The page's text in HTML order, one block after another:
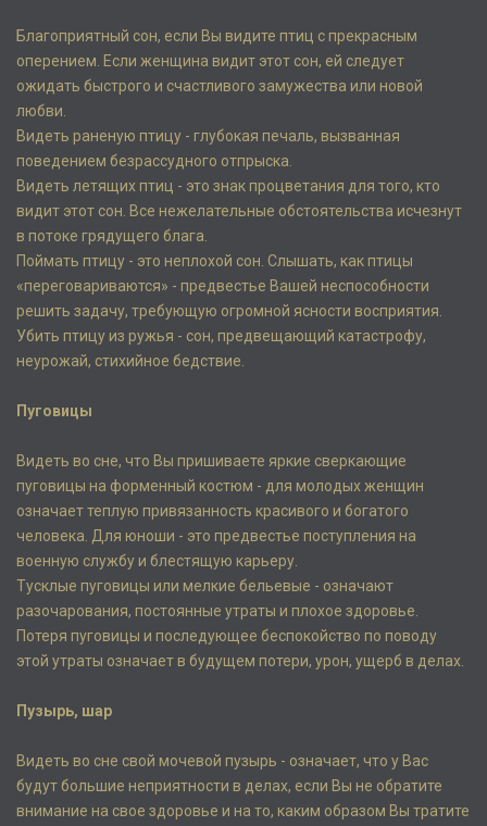
Благоприятный сон, если Вы видите птиц с прекрасным
оперением. Если женщина видит этот сон, ей следует
ожидать быстрого и счастливого замужества или новой
любви.
Видеть раненую птицу - глубокая печаль, вызванная
поведением безрассудного отпрыска.
Видеть летящих птиц - это знак процветания для того, кто
видит этот сон. Все нежелательные обстоятельства исчезнут
в потоке грядущего блага.
Поймать птицу - это неплохой сон. Слышать, как птицы
«переговариваются» - предвестье Вашей неспособности
решить задачу, требующую огромной ясности восприятия.
Убить птицу из ружья - сон, предвещающий катастрофу,
неурожай, стихийное бедствие.
Пуговицы
Видеть во сне, что Вы пришиваете яркие сверкающие
пуговицы на форменный костюм - для молодых женщин
означает теплую привязанность красивого и богатого
человека. Для юноши - это предвестье поступления на
военную службу и блестящую карьеру.
Тусклые пуговицы или мелкие бельевые - означают
разочарования, постоянные утраты и плохое здоровье.
Потеря пуговицы и последующее беспокойство по поводу
этой утраты означает в будущем потери, урон, ущерб в делах.
Пузырь, шар
Видеть во сне свой мочевой пузырь - означает, что у Вас
будут большие неприятности в делах, если Вы не обратите
внимание на свое здоровье и на то, каким образом Вы тратите